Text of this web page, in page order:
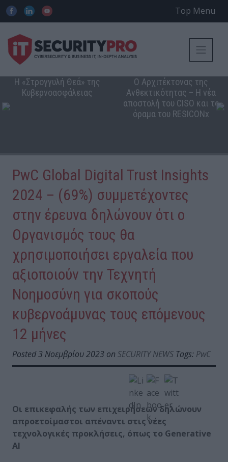
Top Menu
Η «Στρογγυλή Θεά» της
Κυβερνοασφάλειας
Ο Αρχιτέκτονας της
Ανθεκτικότητας – Η νέα
αποστολή του CISO και το
όραμα του RESICONx
PwC Global Digital Trust Insights
2024 – (69%) συμμετέχοντες
στην έρευνα δηλώνουν ότι ο
Οργανισμός τους θα
χρησιμοποιήσει εργαλεία που
αξιοποιούν την Τεχνητή
Νοημοσύνη για σκοπούς
κυβερνοάμυνας τους επόμενους
12 μήνες
Posted 3 Νοεμβρίου 2023 on SECURITY NEWS Tags: PwC
Οι επικεφαλής των επιχειρήσεων δηλώνουν
απροετοίμαστοι απέναντι στις νέες
τεχνολογικές προκλήσεις, όπως το Generative
AI